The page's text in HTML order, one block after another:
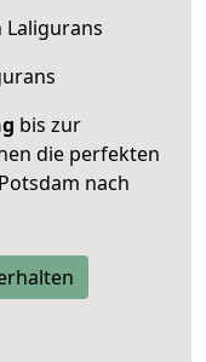
Laligurans
bis zur
die perfekten
nach